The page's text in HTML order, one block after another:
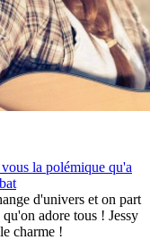
la polémique qu'a
d'univers et on part
adore tous ! Jessy
charme !